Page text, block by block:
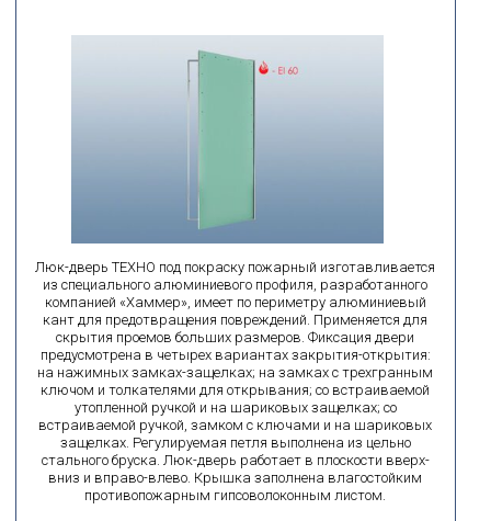
Люк-дверь ТЕХНО под покраску пожарный изготавливается
из специального алюминиевого профиля, разработанного
компанией «Хаммер», имеет по периметру алюминиевый
кант для предотвращения повреждений. Применяется для
скрытия проемов больших размеров. Фиксация двери
предусмотрена в четырех вариантах закрытия-открытия:
на нажимных замках-защелках; на замках с трехгранным
ключом и толкателями для открывания; со встраиваемой
утопленной ручкой и на шариковых защелках; со
встраиваемой ручкой, замком с ключами и на шариковых
защелках. Регулируемая петля выполнена из цельно
стального бруска. Люк-дверь работает в плоскости вверх-
вниз и вправо-влево. Крышка заполнена влагостойким
противопожарным гипсоволоконным листом.